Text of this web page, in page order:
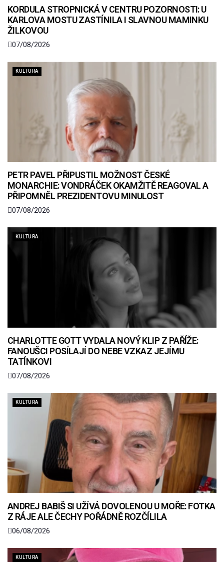
KORDULA STROPNICKÁ V CENTRU POZORNOSTI: U
KARLOVA MOSTU ZASTÍNILA I SLAVNOU MAMINKU
ŽILKOVOU
07/08/2026
KULTURA
PETR PAVEL PŘIPUSTIL MOŽNOST ČESKÉ
MONARCHIE: VONDRÁČEK OKAMŽITĚ REAGOVAL A
PŘIPOMNĚL PREZIDENTOVU MINULOST
07/08/2026
KULTURA
CHARLOTTE GOTT VYDALA NOVÝ KLIP Z PAŘÍŽE:
FANOUŠCI POSÍLAJÍ DO NEBE VZKAZ JEJÍMU
TATÍNKOVI
07/08/2026
KULTURA
ANDREJ BABIŠ SI UŽÍVÁ DOVOLENOU U MOŘE: FOTKA
Z RÁJE ALE ČECHY POŘÁDNĚ ROZČÍLILA
06/08/2026
KULTURA